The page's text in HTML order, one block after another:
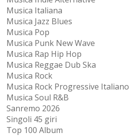
Musica Italiana
Musica Jazz Blues
Musica Pop
Musica Punk New Wave
Musica Rap Hip Hop
Musica Reggae Dub Ska
Musica Rock
Musica Rock Progressive Italiano
Musica Soul R&B
Sanremo 2026
Singoli 45 giri
Top 100 Album